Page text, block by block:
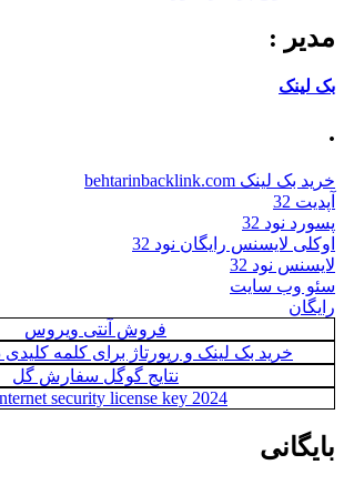
مدیر :
بک لینک
خرید بک لینک behtarinbacklink.com
آپدیت 32
پسورد نود 32
اوکلی لایسنس رایگان نود 32
لایسنس نود 32
سئو وب سایت
رایگان
فروش آنتی ویروس
خرید بک لینک و رپورتاژ برای کلمه کلیدی
نتایج گوگل سفارش گل
internet security license key 2024
بایگانی